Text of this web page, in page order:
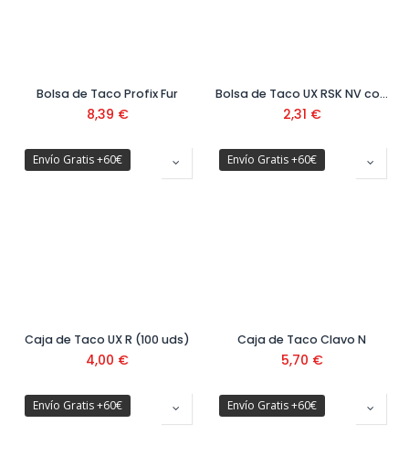
Bolsa de Taco Profix Fur
8,39 €
Bolsa de Taco UX RSK NV con tornillo 5x30 mm (10 uds) Ref. 503808
2,31 €
Envío Gratis +60€
Caja de Taco UX R (100 uds)
4,00 €
Envío Gratis +60€
Caja de Taco Clavo N
5,70 €
Envío Gratis +60€ Envío Gratis +60€